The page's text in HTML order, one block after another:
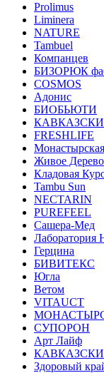
Prolimus
Liminera
NATURE
Tambuel
Компанцев
БИЗОРЮК
COSMOS
Адонис
БИОБЬЮТИ
FRESHLIFE
Живое Дерево
Кладовая
Tambu Sun
NECTARIN
PUREFEEL
Сашера-Мед
Герцина
БИВИТЕКС
Югла
Ветом
VITAUCT
СУПОРОН
Арт Лайф
Здоровый